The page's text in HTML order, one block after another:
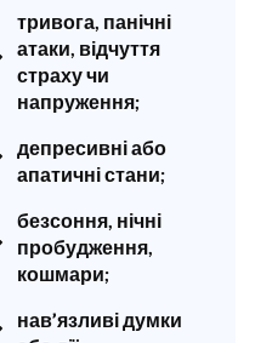
тривога, панічні
атаки, відчуття
страху чи
напруження;
депресивні або
апатичні стани;
безсоння, нічні
пробудження,
кошмари;
нав’язливі думки